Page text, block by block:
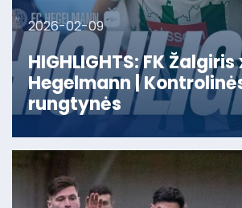
2026-02-09
HIGHLIGHTS: FK Žalgiris
Hegelmann |
rungtynės